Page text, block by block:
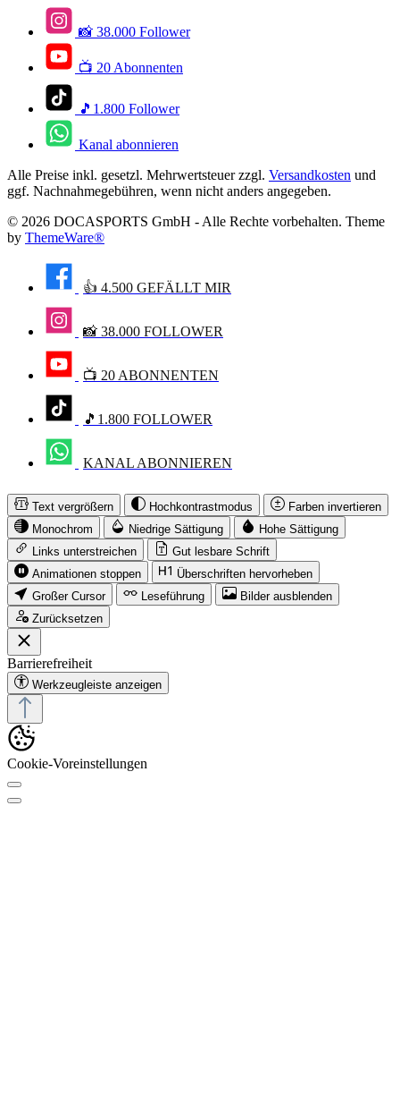
📸 38.000 Follower
📺 20 Abonnenten
🎵1.800 Follower
Kanal abonnieren
Alle Preise inkl. gesetzl. Mehrwertsteuer zzgl. Versandkosten und
ggf. Nachnahmegebühren, wenn nicht anders angegeben.
© 2026 DOCASPORTS GmbH - Alle Rechte vorbehalten. Theme
by ThemeWare®
👍 4.500 GEFÄLLT MIR
📸 38.000 FOLLOWER
📺 20 ABONNENTEN
🎵1.800 FOLLOWER
KANAL ABONNIEREN
Text vergrößern Hochkontrastmodus
Farben invertieren
Monochrom
Niedrige Sättigung
Hohe Sättigung
Links unterstreichen
Gut lesbare Schrift
Animationen stoppen
Überschriften hervorheben
Großer Cursor
Leseführung
Bilder ausblenden
Zurücksetzen
Barrierefreiheit
Werkzeugleiste anzeigen
Cookie-Voreinstellungen